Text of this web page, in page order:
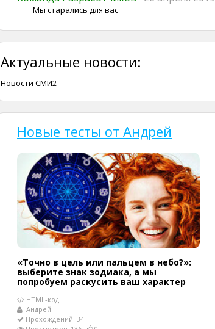
Мы старались для вас
Актуальные новости:
Новости СМИ2
Новые тесты от Андрей
«Точно в цель или пальцем в небо?»:
выберите знак зодиака, а мы
попробуем раскусить ваш характер
HTML-код
Андрей
Прохождений: 34